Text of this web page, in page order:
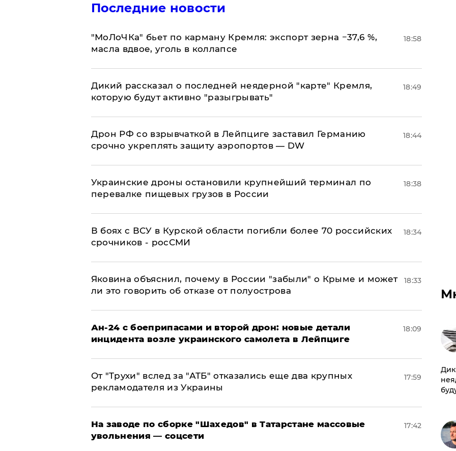
Последние новости
​"МоЛоЧКа" бьет по карману Кремля: экспорт зерна −37,6 %,
масла вдвое, уголь в коллапсе
18:58
Дикий рассказал о последней неядерной "карте" Кремля,
которую будут активно "разыгрывать"
18:49
​Дрон РФ со взрывчаткой в Лейпциге заставил Германию
срочно укреплять защиту аэропортов — DW
18:44
Украинские дроны остановили крупнейший терминал по
перевалке пищевых грузов в России
18:38
В боях с ВСУ в Курской области погибли более 70 российских
срочников - росСМИ
18:34
Яковина объяснил, почему в России "забыли" о Крыме и может
ли это говорить об отказе от полуострова
18:33
Ан-24 с боеприпасами и второй дрон: новые детали
инцидента возле украинского самолета в Лейпциге
18:09
От "Трухи" вслед за "АТБ" отказались еще два крупных
рекламодателя из Украины
17:59
На заводе по сборке "Шахедов" в Татарстане массовые
увольнения — соцсети
17:42